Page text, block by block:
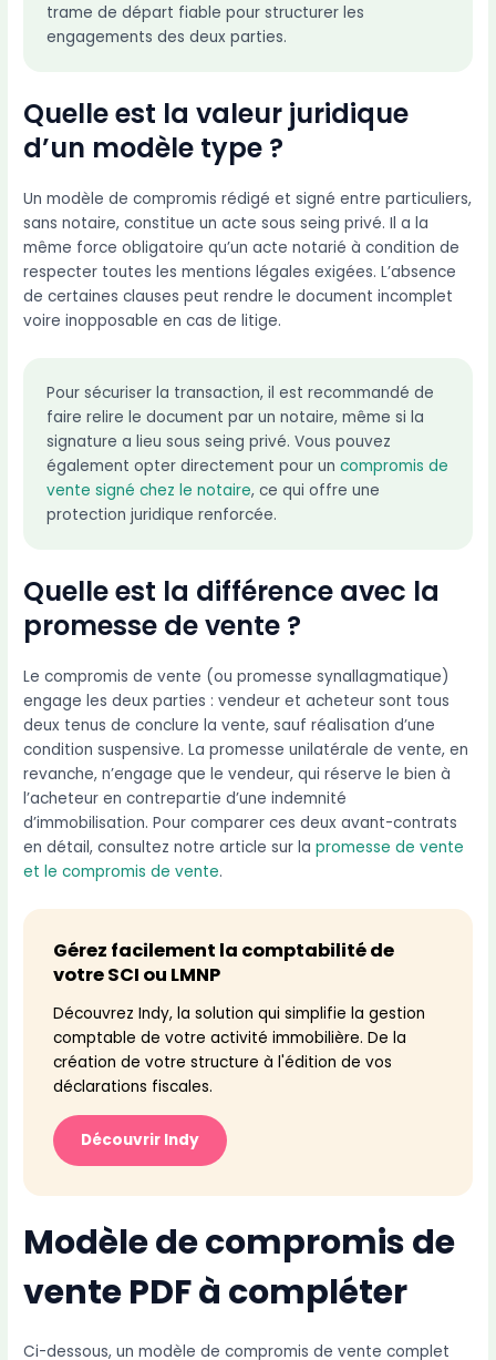
trame de départ fiable pour structurer les
engagements des deux parties.
Quelle est la valeur juridique
d’un modèle type ?
Un modèle de compromis rédigé et signé entre particuliers,
sans notaire, constitue un acte sous seing privé. Il a la
même force obligatoire qu’un acte notarié à condition de
respecter toutes les mentions légales exigées. L’absence
de certaines clauses peut rendre le document incomplet
voire inopposable en cas de litige.
Pour sécuriser la transaction, il est recommandé de
faire relire le document par un notaire, même si la
signature a lieu sous seing privé. Vous pouvez
également opter directement pour un compromis de
vente signé chez le notaire, ce qui offre une
protection juridique renforcée.
Quelle est la différence avec la
promesse de vente ?
Le compromis de vente (ou promesse synallagmatique)
engage les deux parties : vendeur et acheteur sont tous
deux tenus de conclure la vente, sauf réalisation d’une
condition suspensive. La promesse unilatérale de vente, en
revanche, n’engage que le vendeur, qui réserve le bien à
l’acheteur en contrepartie d’une indemnité
d’immobilisation. Pour comparer ces deux avant-contrats
en détail, consultez notre article sur lapromesse de vente
et le compromis de vente.
Gérez facilement la comptabilité de
votre SCI ou LMNP
Découvrez Indy, la solution qui simplifie la gestion
comptable de votre activité immobilière. De la
création de votre structure à l'édition de vos
déclarations fiscales.
Découvrir Indy
Modèle de compromis de
vente PDF à compléter
Ci-dessous, un modèle de compromis de vente complet